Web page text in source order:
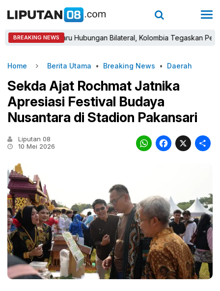
BREAKING NEWS
Babak Baru Hubungan Bilateral, Kolombia Tegaskan Pengakuan
Home Berita Utama • Breaking News • Daerah
Sekda Ajat Rochmat Jatnika
Apresiasi Festival Budaya
Nusantara di Stadion Pakansari
Liputan 08
10 Mei 2026
X